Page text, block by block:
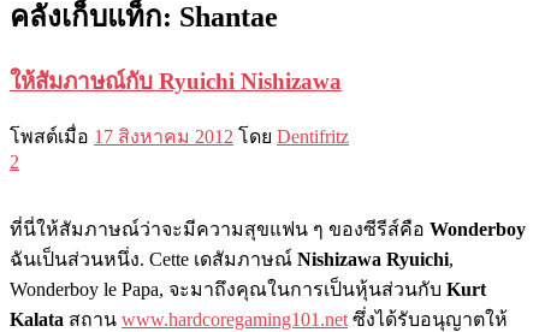
คลังเก็บแท็ก: Shantae
ให้สัมภาษณ์กับ Ryuichi Nishizawa
โพสต์เมื่อ 17 สิงหาคม 2012 โดย Dentifritz
2
ที่นี่ให้สัมภาษณ์ว่าจะมีความสุขแฟน ๆ ของซีรีส์คือ Wonderboy
ฉันเป็นส่วนหนึ่ง. Cette เดสัมภาษณ์ Nishizawa Ryuichi,
Wonderboy le Papa, จะมาถึงคุณในการเป็นหุ้นส่วนกับ Kurt
Kalata สถาน www.hardcoregaming101.net ซึ่งได้รับอนุญาตให้